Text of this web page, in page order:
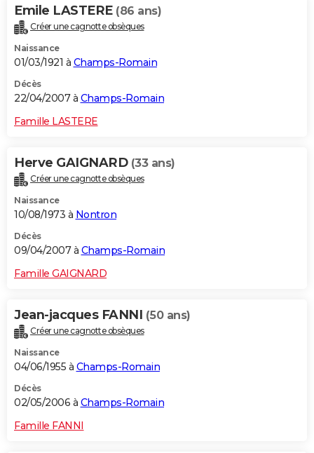
Emile LASTERE (86 ans)
Créer une cagnotte obsèques
Naissance
01/03/1921 à Champs-Romain
Décès
22/04/2007 à Champs-Romain
Famille LASTERE
Herve GAIGNARD (33 ans)
Créer une cagnotte obsèques
Naissance
10/08/1973 à Nontron
Décès
09/04/2007 à Champs-Romain
Famille GAIGNARD
Jean-jacques FANNI (50 ans)
Créer une cagnotte obsèques
Naissance
04/06/1955 à Champs-Romain
Décès
02/05/2006 à Champs-Romain
Famille FANNI